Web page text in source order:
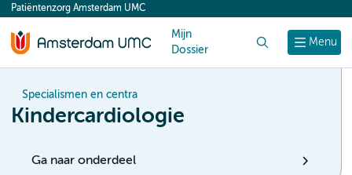
content
Menu
Patiëntenzorg Amsterdam UMC
Mijn
Dossier
Specialismen en centra
Kindercardiologie
Ga naar onderdeel